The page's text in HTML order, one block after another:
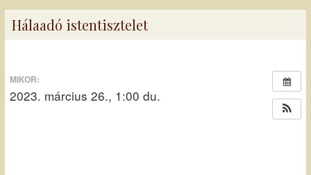
Hálaadó istentisztelet
MIKOR:
2023. március 26., 1:00 du.